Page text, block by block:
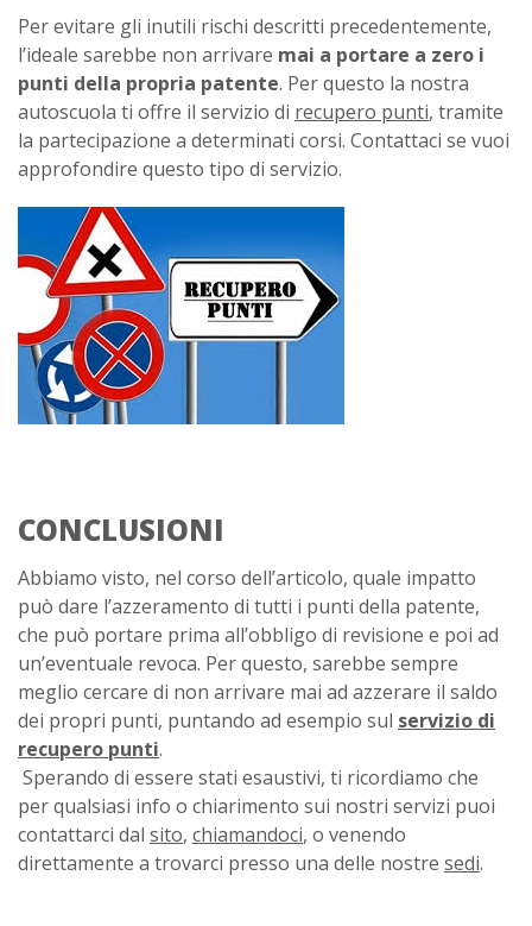
Per evitare gli inutili rischi descritti precedentemente,
l’ideale sarebbe non arrivare mai a portare a zero i
punti della propria patente. Per questo la nostra
autoscuola ti offre il servizio di recupero punti, tramite
la partecipazione a determinati corsi. Contattaci se vuoi
approfondire questo tipo di servizio.
CONCLUSIONI
Abbiamo visto, nel corso dell’articolo, quale impatto
può dare l’azzeramento di tutti i punti della patente,
che può portare prima all’obbligo di revisione e poi ad
un’eventuale revoca. Per questo, sarebbe sempre
meglio cercare di non arrivare mai ad azzerare il saldo
dei propri punti, puntando ad esempio sul servizio di
recupero punti.
Sperando di essere stati esaustivi, ti ricordiamo che
per qualsiasi info o chiarimento sui nostri servizi puoi
contattarci dal sito, chiamandoci, o venendo
direttamente a trovarci presso una delle nostre sedi.